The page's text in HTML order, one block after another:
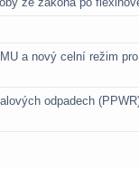
a nový celní režim
odpadech